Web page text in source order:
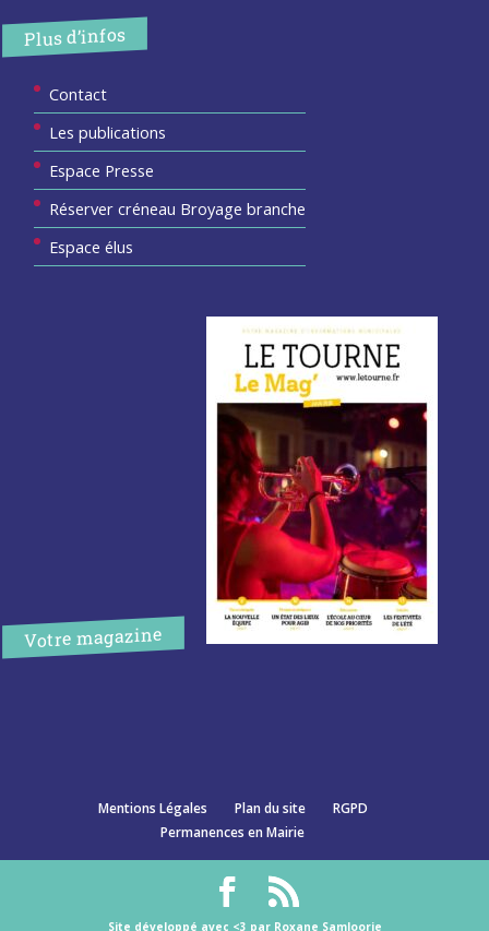
Plus d’infos
Contact
Les publications
Espace Presse
Réserver créneau Broyage branche
Espace élus
Votre magazine
Mentions Légales Plan du site
RGPD
Permanences en Mairie
Site développé avec <3 par Roxane Samloorie